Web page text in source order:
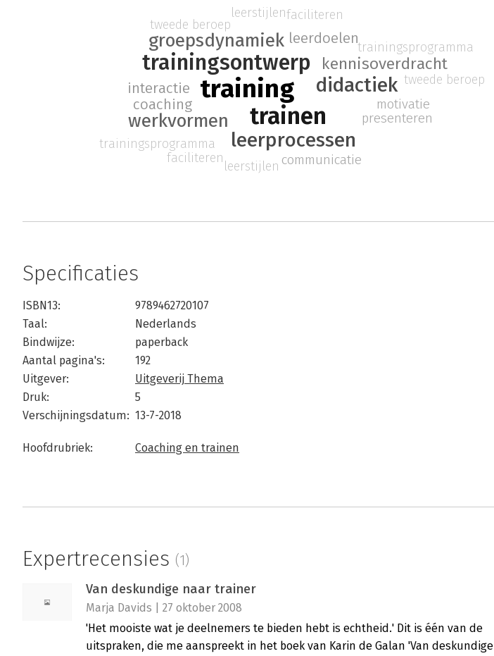
training
trainen
trainingsontwerp
didactiek
leerprocessen
werkvormen
groepsdynamiek
kennisoverdracht
leerdoelen
coaching
interactie
motivatie
presenteren
communicatie
leerstijlen
faciliteren
trainingsprogramma
tweede beroep
leerstijlenfaciliteren
trainingsprogramma
tweede beroep
Specificaties
ISBN13:
9789462720107
Taal:
Nederlands
Bindwijze:
paperback
Aantal pagina's:
192
Uitgever:
Uitgeverij Thema
Druk:
5
Verschijningsdatum: 13-7-2018
Hoofdrubriek: Coaching en trainen
Expertrecensies (1)
Van deskundige naar trainer
Marja Davids | 27 oktober 2008
'Het mooiste wat je deelnemers te bieden hebt is echtheid.' Dit is één van de
uitspraken, die me aanspreekt in het boek van Karin de Galan 'Van deskundige